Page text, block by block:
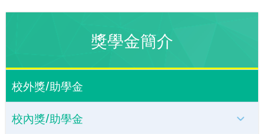
獎學金簡介
校外獎/助學金
校內獎/助學金